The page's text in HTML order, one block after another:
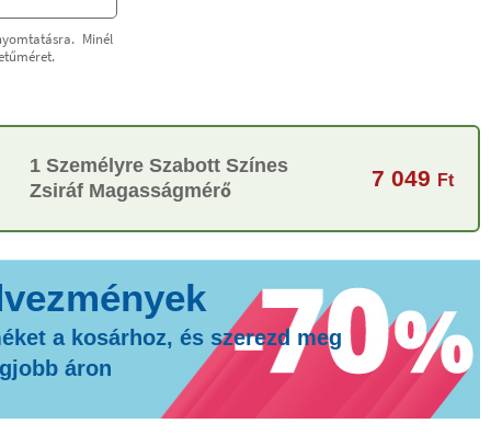
Minél
1 Személyre Szabott Színes
Zsiráf Magasságmérő
7 049 Ft
a kosárhoz, és szerezd meg
áron